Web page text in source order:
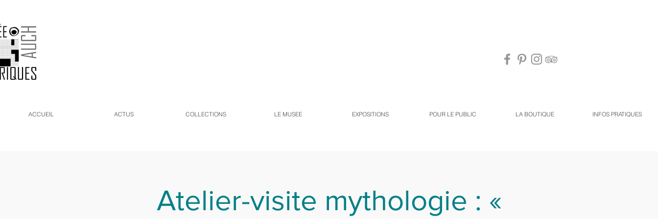
ACCUEIL ACTUS COLLECTIONS LE MUSEE EXPOSITIONS POUR LE PUBLIC LA BOUTIQUE INFOS PRATIQUES
Atelier-visite mythologie : «